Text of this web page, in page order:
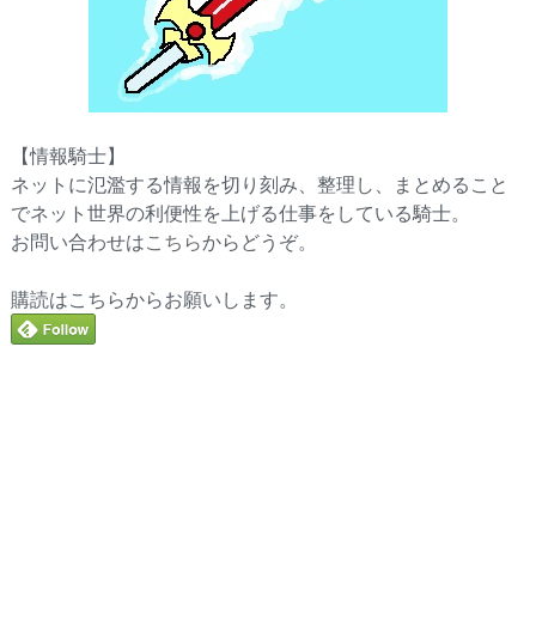
【情報騎士】
ネットに氾濫する情報を切り刻み、整理し、まとめること
でネット世界の利便性を上げる仕事をしている騎士。
お問い合わせは こちらからどうぞ。
購読はこちらからお願いします。